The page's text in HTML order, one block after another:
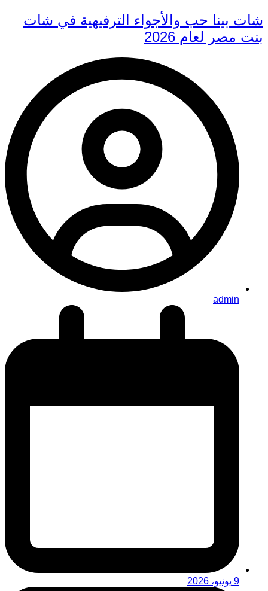
شات بينا حب والأجواء الترفيهية في شات
بنت مصر لعام 2026
admin
9 يونيو، 2026